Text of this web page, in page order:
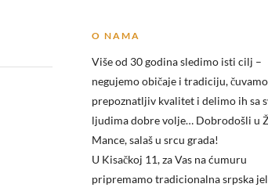
O NAMA
Više od 30 godina sledimo isti cilj –
negujemo običaje i tradiciju, čuvamo
prepoznatljiv kvalitet i delimo ih sa
ljudima dobre volje… Dobrodošli u
Mance, salaš u srcu grada!
U Kisačkoj 11, za Vas na ćumuru
pripremamo tradicionalna srpska